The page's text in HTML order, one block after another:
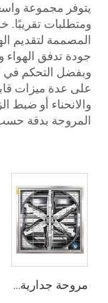
يتوفر مجموعة
ومتطلبات تقريبًا.
المصممة لتقديم
جودة تدفق الهواء
وبفضل التحكم في
على عدة ميزات
والانحناء أو ضبط
المروحة بدقة
مروحة جدارية صناعية مقاس 1530 مم للحظائر المغلفة بالزنك والمصنوعة من الفولاذ المقاوم للصدأ